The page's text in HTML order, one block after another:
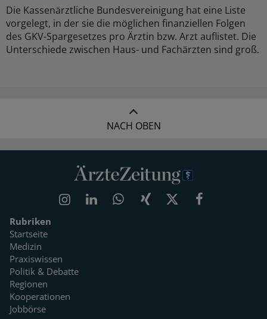
Die Kassenärztliche Bundesvereinigung hat eine Liste
vorgelegt, in der sie die möglichen finanziellen Folgen
des GKV-Spargesetzes pro Ärztin bzw. Arzt auflistet. Die
Unterschiede zwischen Haus- und Fachärzten sind groß.
NACH OBEN
Rubriken
Startseite
Medizin
Praxiswissen
Politik & Debatte
Regionen
Kooperationen
Jobbörse